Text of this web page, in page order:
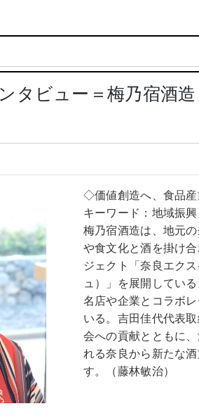
タビュー＝梅乃宿酒
◇価値創造へ、食品産
キーワード：地域振
梅乃宿酒造は、地元
や食文化と酒を掛け
ジェクト「奈良エク
ュ）」を展開してい
名店や企業とコラボ
いる。吉田佳代代表
会への貢献とともに
れる奈良から新たな
す。（藤林敏治）